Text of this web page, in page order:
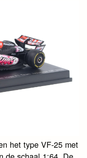
het type VF-25 met